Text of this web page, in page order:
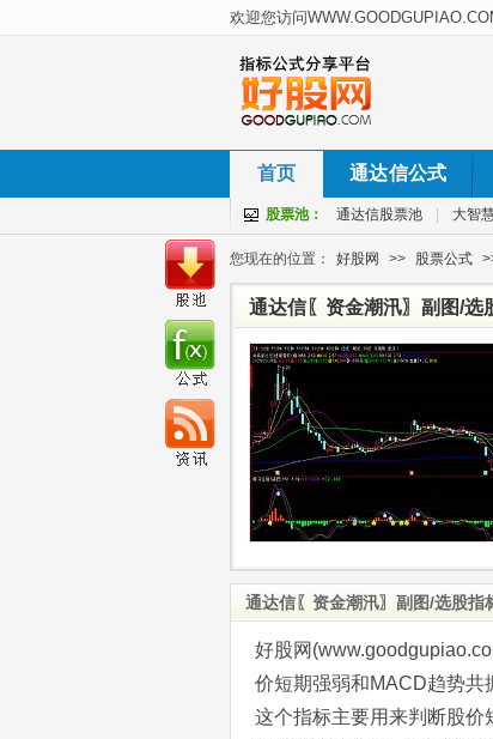
首页 通达信公式
股票池： 通达信股票池 大智
您现在的位置： 好股网 >> 股票公式
通达信〖资金潮汛〗副图/选
通达信〖资金潮汛〗副图/选股
好股网
价短期强弱和MACD趋势共
这个指标主要用来判断股